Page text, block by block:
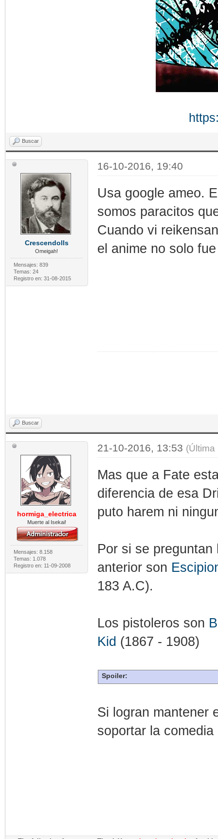
Buscar
Crescendolls
Omeigah!
Mensajes: 839
Temas: 24
Registro en: 31-08-2015
16-10-2016, 19:40
Usa google ameo.
somos paracitos
Cuando vi
el anime no solo
Buscar
hormiga_electrica
Muerte al Isekai!
Mensajes: 8.158
Temas: 1.078
Registro en: 11-09-2008
21-10-2016, 13:53
Mas que a Fate
diferencia de esa
puto harem ni
Por si se
anterior son
183 A.C).
Los pistoleros son
Kid (1867 - 1908)
Spoiler:
Si logran mantener
soportar la